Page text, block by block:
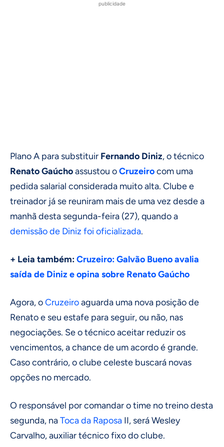
publicidade
Plano A para substituir Fernando Diniz, o técnico
Renato Gaúchoassustou oCruzeirocom uma
pedida salarial considerada muito alta. Clube e
treinador já se reuniram mais de uma vez desde a
manhã desta segunda-feira (27), quando a
demissão de Diniz foi oficializada.
+ Leia também:Cruzeiro: Galvão Bueno avalia
saída de Diniz e opina sobre Renato Gaúcho
Agora, oCruzeiroaguarda uma nova posição de
Renato e seu estafe para seguir, ou não, nas
negociações. Se o técnico aceitar reduzir os
vencimentos, a chance de um acordo é grande.
Caso contrário, o clube celeste buscará novas
opções no mercado.
O responsável por comandar o time no treino desta
segunda, naToca da Raposa II, será Wesley
Carvalho, auxiliar técnico fixo do clube.